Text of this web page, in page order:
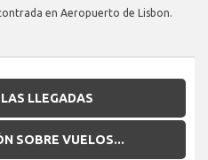
en Aeropuerto de Lisbon.
LLEGADAS
SOBRE VUELOS...